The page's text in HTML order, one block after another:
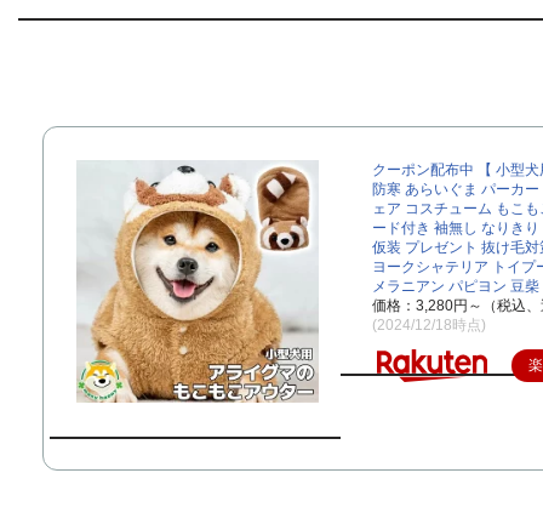
クーポン配布中 【 小型
防寒 あらいぐま パーカ
ェア コスチューム もこ
ード付き 袖無し なりき
仮装 プレゼント 抜け毛
ヨークシャテリア トイプ
メラニアン パピヨン 豆柴
価格：3,280円～（税込
(2024/12/18時点)